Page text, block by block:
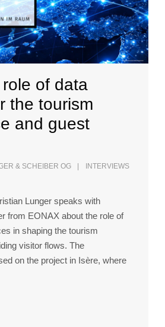
of data
the tourism
and guest
& SCHEIBER OG
INTERVIEWS
Lunger speaks with
from EONAX about the role of
in shaping the tourism
visitor flows. The
on the project in Isère, where